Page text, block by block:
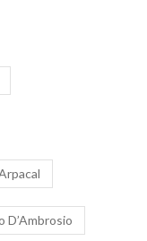
D’Ambrosio